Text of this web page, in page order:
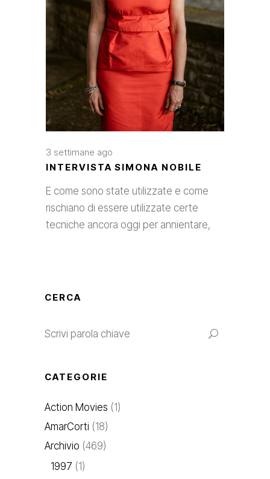
3 settimane ago
INTERVISTA SIMONA NOBILE
E come sono state utilizzate e come
rischiano di essere utilizzate certe
tecniche ancora oggi per annientare,
CERCA
CATEGORIE
Action Movies (1)
AmarCorti (18)
Archivio (469)
1997 (1)